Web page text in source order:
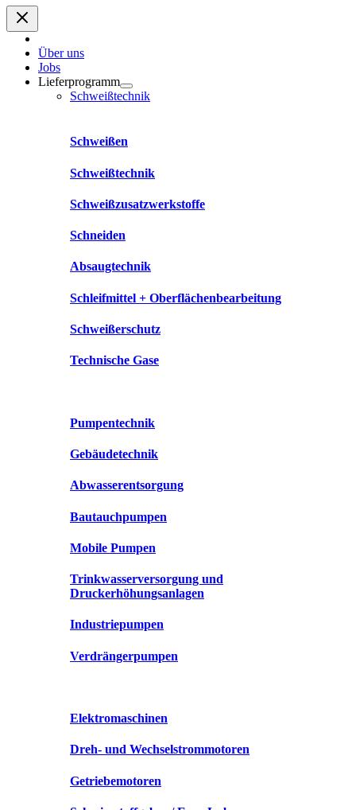
Über uns
Jobs
Lieferprogramm
Schweißtechnik
Schweißen
Schweißtechnik
Schweißzusatzwerkstoffe
Schneiden
Absaugtechnik
Schleifmittel + Oberflächenbearbeitung
Schweißerschutz
Technische Gase
Pumpentechnik
Gebäudetechnik
Abwasserentsorgung
Bautauchpumpen
Mobile Pumpen
Trinkwasserversorgung und
Druckerhöhungsanlagen
Industriepumpen
Verdrängerpumpen
Elektromaschinen
Dreh- und Wechselstrommotoren
Getriebemotoren